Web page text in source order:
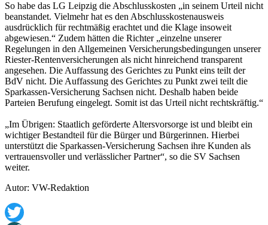
So habe das LG Leipzig die Abschlusskosten „in seinem Urteil nicht
beanstandet. Vielmehr hat es den Abschlusskostenausweis
ausdrücklich für rechtmäßig erachtet und die Klage insoweit
abgewiesen.“ Zudem hätten die Richter „einzelne unserer
Regelungen in den Allgemeinen Versicherungsbedingungen unserer
Riester-Rentenversicherungen als nicht hinreichend transparent
angesehen. Die Auffassung des Gerichtes zu Punkt eins teilt der
BdV nicht. Die Auffassung des Gerichtes zu Punkt zwei teilt die
Sparkassen-Versicherung Sachsen nicht. Deshalb haben beide
Parteien Berufung eingelegt. Somit ist das Urteil nicht rechtskräftig.“
„Im Übrigen: Staatlich geförderte Altersvorsorge ist und bleibt ein
wichtiger Bestandteil für die Bürger und Bürgerinnen. Hierbei
unterstützt die Sparkassen-Versicherung Sachsen ihre Kunden als
vertrauensvoller und verlässlicher Partner“, so die SV Sachsen
weiter.
Autor: VW-Redaktion